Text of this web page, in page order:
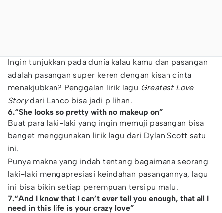
Ingin tunjukkan pada dunia kalau kamu dan pasangan
adalah pasangan super keren dengan kisah cinta
menakjubkan? Penggalan lirik lagu Greatest Love
Storydari Lanco bisa jadi pilihan.
6.“She looks so pretty with no makeup on”
Buat para laki-laki yang ingin memuji pasangan bisa
banget menggunakan lirik lagu dari Dylan Scott satu
ini.
Punya makna yang indah tentang bagaimana seorang
laki-laki mengapresiasi keindahan pasangannya, lagu
ini bisa bikin setiap perempuan tersipu malu.
7.“And I know that I can’t ever tell you enough, that all I
need in this life is your crazy love”